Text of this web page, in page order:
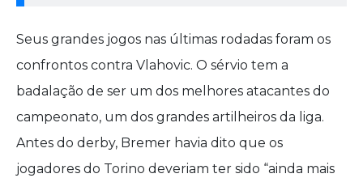
Seus grandes jogos nas últimas rodadas foram os
confrontos contra Vlahovic. O sérvio tem a
badalação de ser um dos melhores atacantes do
campeonato, um dos grandes artilheiros da liga.
Antes do derby, Bremer havia dito que os
jogadores do Torino deveriam ter sido “ainda mais